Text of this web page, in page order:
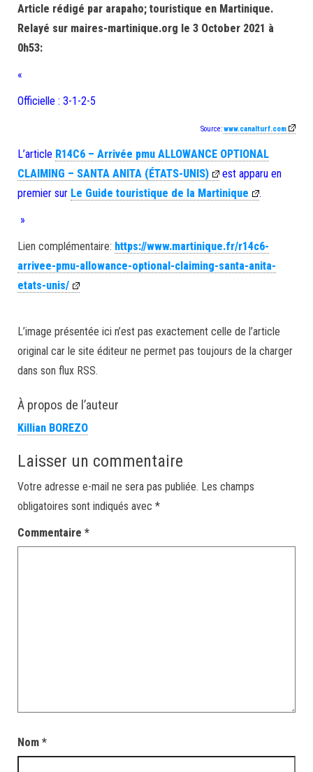
Article rédigé par arapaho; touristique en Martinique.
Relayé sur maires-martinique.org le 3 October 2021 à
0h53:
«
Officielle : 3-1-2-5
Source:www.canalturf.com
L’article R14C6 – Arrivée pmu ALLOWANCE OPTIONAL
CLAIMING – SANTA ANITA (ÉTATS-UNIS)
est apparu en
premier sur Le Guide touristique de la Martinique
.
»
Lien complémentaire: https://www.martinique.fr/r14c6-
arrivee-pmu-allowance-optional-claiming-santa-anita-
etats-unis/
L’image présentée ici n’est pas exactement celle de l’article
original car le site éditeur ne permet pas toujours de la charger
dans son flux RSS.
À propos de l’auteur
Killian BOREZO
Laisser un commentaire
Votre adresse e-mail ne sera pas publiée. Les champs
obligatoires sont indiqués avec *
Commentaire *
Nom *